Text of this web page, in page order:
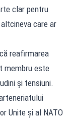
clar pentru
care ar
reafirmarea
membru este
și tensiuni.
Unite și al NATO